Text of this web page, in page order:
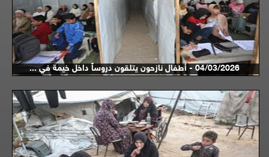
04/03/2026 - أطفال نازحون يتلقون دروساً داخل خيمة في ...